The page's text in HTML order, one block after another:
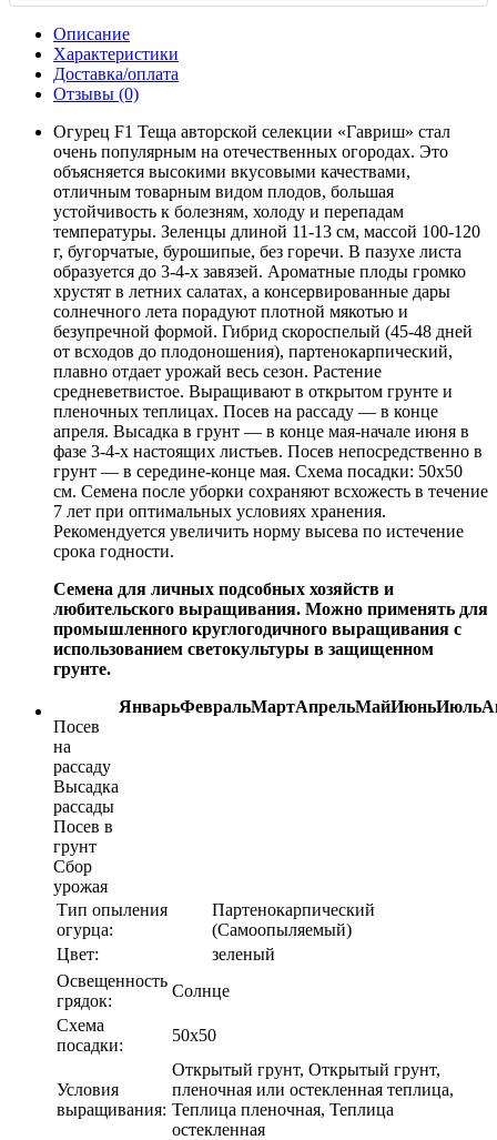
Описание
Характеристики
Доставка/оплата
Отзывы (0)
Огурец F1 Теща авторской селекции «Гавриш» стал
очень популярным на отечественных огородах. Это
объясняется высокими вкусовыми качествами,
отличным товарным видом плодов, большая
устойчивость к болезням, холоду и перепадам
температуры. Зеленцы длиной 11-13 см, массой 100-120
г, бугорчатые, бурошипые, без горечи. В пазухе листа
образуется до 3-4-х завязей. Ароматные плоды громко
хрустят в летних салатах, а консервированные дары
солнечного лета порадуют плотной мякотью и
безупречной формой. Гибрид скороспелый (45-48 дней
от всходов до плодоношения), партенокарпический,
плавно отдает урожай весь сезон. Растение
средневетвистое. Выращивают в открытом грунте и
пленочных теплицах. Посев на рассаду — в конце
апреля. Высадка в грунт — в конце мая-начале июня в
фазе 3-4-х настоящих листьев. Посев непосредственно в
грунт — в середине-конце мая. Схема посадки: 50х50
см. Семена после уборки сохраняют всхожесть в течение
7 лет при оптимальных условиях хранения.
Рекомендуется увеличить норму высева по истечение
срока годности.
Семена для личных подсобных хозяйств и
любительского выращивания. Можно применять для
промышленного круглогодичного выращивания с
использованием светокультуры в защищенном
грунте.
ЯнварьФевральМартАпрельМайИюньИюль
Посев
на
рассаду
Высадка
рассады
Посев в
грунт
Сбор
урожая
Тип опыления
огурца:
Партенокарпический
(Самоопыляемый)
Цвет:
зеленый
Освещенность
грядок:
Солнце
Схема
посадки:
50х50
Условия
выращивания:
Открытый грунт, Открытый грунт,
пленочная или остекленная теплица,
Теплица пленочная, Теплица
остекленная